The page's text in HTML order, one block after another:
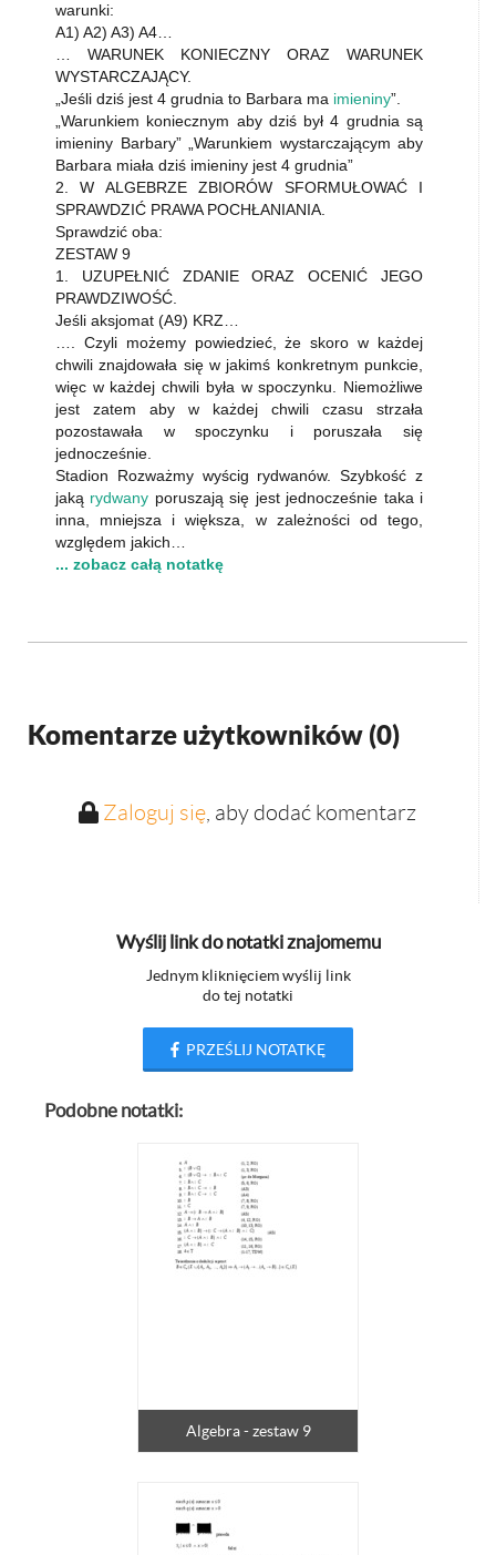
warunki:
A1) A2) A3) A4…
… WARUNEK KONIECZNY ORAZ WARUNEK
WYSTARCZAJĄCY.
„Jeśli dziś jest 4 grudnia to Barbara ma imieniny”.
„Warunkiem koniecznym aby dziś był 4 grudnia są
imieniny Barbary” „Warunkiem wystarczającym aby
Barbara miała dziś imieniny jest 4 grudnia”
2. W ALGEBRZE ZBIORÓW SFORMUŁOWAĆ I
SPRAWDZIĆ PRAWA POCHŁANIANIA.
Sprawdzić oba:
ZESTAW 9
1. UZUPEŁNIĆ ZDANIE ORAZ OCENIĆ JEGO
PRAWDZIWOŚĆ.
Jeśli aksjomat (A9) KRZ…
…. Czyli możemy powiedzieć, że skoro w każdej
chwili znajdowała się w jakimś konkretnym punkcie,
więc w każdej chwili była w spoczynku. Niemożliwe
jest zatem aby w każdej chwili czasu strzała
pozostawała w spoczynku i poruszała się
jednocześnie.
Stadion Rozważmy wyścig rydwanów. Szybkość z
jaką rydwany poruszają się jest jednocześnie taka i
inna, mniejsza i większa, w zależności od tego,
względem jakich…
... zobacz całą notatkę
Komentarze użytkowników (0)
Zaloguj się, aby dodać komentarz
Wyślij link do notatki znajomemu
Jednym kliknięciem wyślij link
do tej notatki
PRZEŚLIJ NOTATKĘ
Podobne notatki:
Algebra - zestaw 9